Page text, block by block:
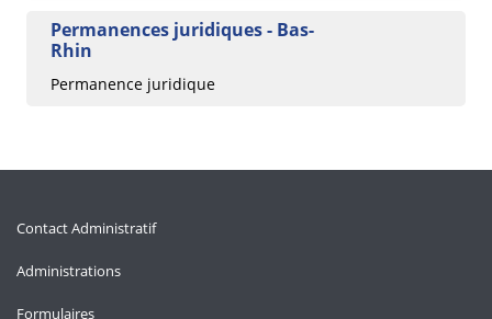
Permanences juridiques - Bas-
Rhin
Permanence juridique
Contact Administratif
Administrations
Formulaires